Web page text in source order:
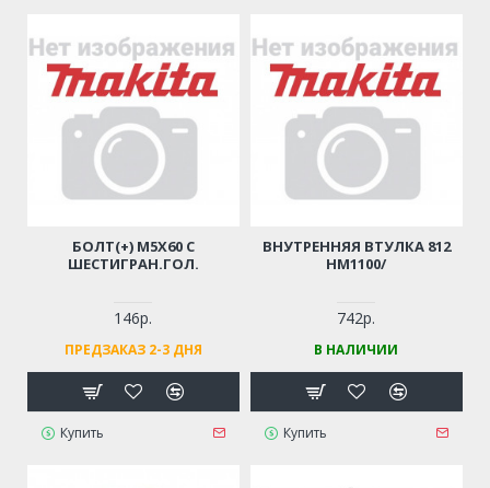
БОЛТ(+) M5Х60 С
ШЕСТИГРАН.ГОЛ.
146р.
ПРЕДЗАКАЗ 2-3 ДНЯ
Купить
ВНУТРЕННЯЯ ВТУЛКА 812
HM1100/
742р.
В НАЛИЧИИ
Купить